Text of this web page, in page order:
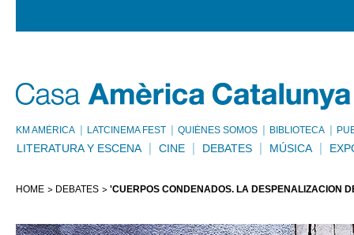
KM AMÈRICA LATCINEMA FEST QUIÉNES SOMOS BIBLIOTECA
LITERATURA Y ESCENA CINE DEBATES MÚSICA
HOME DEBATES 'CUERPOS CONDENADOS. LA DESPENALIZACIÓN